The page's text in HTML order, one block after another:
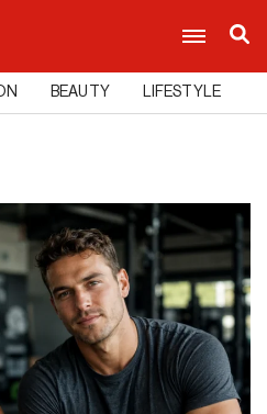
BEAUTY LIFESTYLE